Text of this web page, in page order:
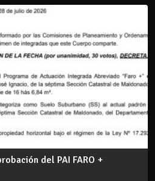
del PAI FARO +